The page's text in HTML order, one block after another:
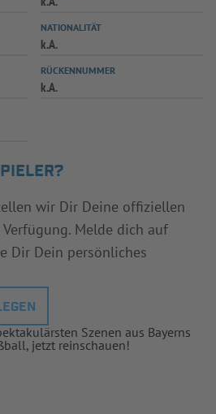
SPIELPLUS
NATIONALITÄT
k.A.
RÜCKENNUMMER
k.A.
wir Dir Deine offiziellen
Melde dich auf
Dir Dein persönliches
Szenen aus Bayerns
jetzt reinschauen!